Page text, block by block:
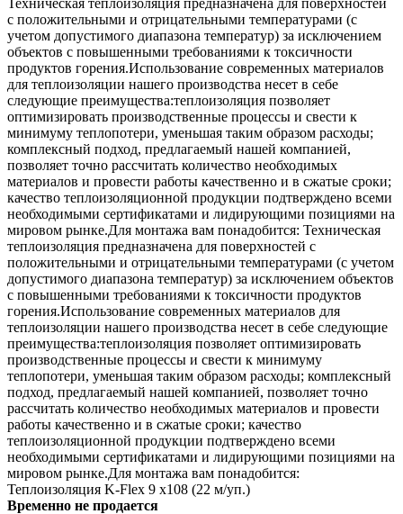
Техническая теплоизоляция предназначена для поверхностей
с положительными и отрицательными температурами (с
учетом допустимого диапазона температур) за исключением
объектов с повышенными требованиями к токсичности
продуктов горения.Использование современных материалов
для теплоизоляции нашего производства несет в себе
следующие преимущества:теплоизоляция позволяет
оптимизировать производственные процессы и свести к
минимуму теплопотери, уменьшая таким образом расходы;
комплексный подход, предлагаемый нашей компанией,
позволяет точно рассчитать количество необходимых
материалов и провести работы качественно и в сжатые сроки;
качество теплоизоляционной продукции подтверждено всеми
необходимыми сертификатами и лидирующими позициями на
мировом рынке.Для монтажа вам понадобится: Техническая
теплоизоляция предназначена для поверхностей с
положительными и отрицательными температурами (с учетом
допустимого диапазона температур) за исключением объектов
с повышенными требованиями к токсичности продуктов
горения.Использование современных материалов для
теплоизоляции нашего производства несет в себе следующие
преимущества:теплоизоляция позволяет оптимизировать
производственные процессы и свести к минимуму
теплопотери, уменьшая таким образом расходы; комплексный
подход, предлагаемый нашей компанией, позволяет точно
рассчитать количество необходимых материалов и провести
работы качественно и в сжатые сроки; качество
теплоизоляционной продукции подтверждено всеми
необходимыми сертификатами и лидирующими позициями на
мировом рынке.Для монтажа вам понадобится:
Теплоизоляция K-Flex 9 х108 (22 м/уп.)
Временно не продается